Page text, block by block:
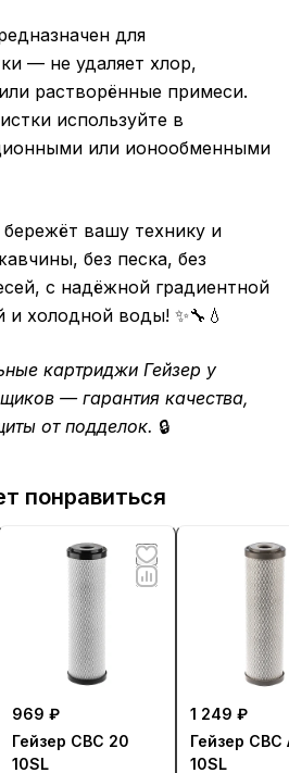
для
— не удаляет хлор,
растворённые примеси.
используйте в
или ионообменными
вашу технику и
без песка, без
с надёжной градиентной
и холодной воды! ✨🔧💧
картриджи Гейзер у
— гарантия качества,
от подделок. 🔒
понравиться
969 ₽
Гейзер CBC 20
10SL
1 249 ₽
Гейзер CBC
10SL